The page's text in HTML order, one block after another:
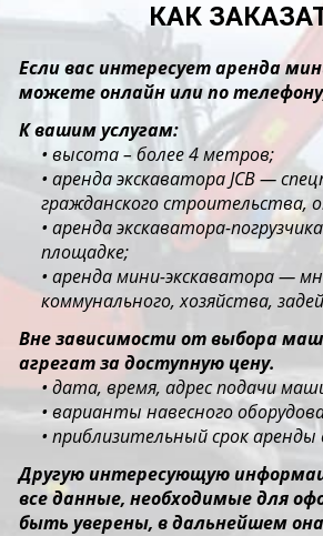
КАК
Если вас интересует аренда
можете онлайн или по
К вашим услугам:
• высота – более 4 метров;
• аренда экскаватора JCB —
гражданского
• аренда экскаватора-
площадке;
• аренда мини-экскаватора —
коммунального, хозяйства,
Вне зависимости от выбора
агрегат за доступную цену.
• дата, время, адрес подачи
• варианты навесного
• приблизительный срок
Другую интересующую
все данные, необходимые для
быть уверены, в дальнейшем